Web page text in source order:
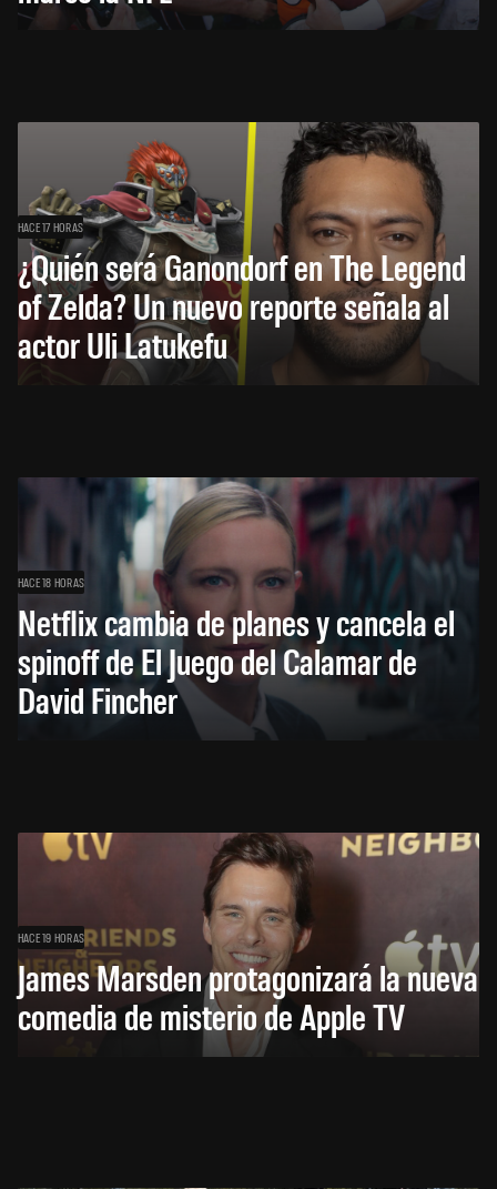
HACE 17 HORAS
¿Quién será Ganondorf en The Legend
of Zelda? Un nuevo reporte señala al
actor Uli Latukefu
HACE 18 HORAS
Netflix cambia de planes y cancela el
spinoff de El Juego del Calamar de
David Fincher
HACE 19 HORAS
James Marsden protagonizará la nueva
comedia de misterio de Apple TV